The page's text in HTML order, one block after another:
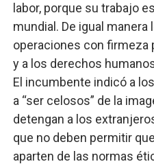
labor, porque su trabajo
mundial. De igual
operaciones con firmeza
y a los derechos
El incumbente indicó a
a “ser celosos” de la
detengan a los
que no deben permitir
aparten de las normas